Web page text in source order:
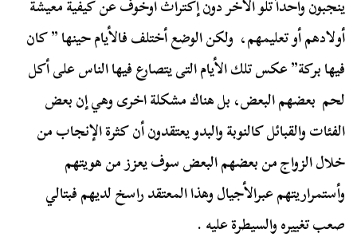
ينجبون واحداً تلو الأخر دون إكتراث أوخوف عن كيفية معيشة
أولادهم أو تعليمهم، ولكن الوضع أختلف فالأيام حينها ” كان
فيها بركة” عكس تلك الأيام التى يتصارع فيها الناس على أكل
لحم بعضهم البعض، بل هناك مشكلة اخرى وهي إن بعض
الفئات والقبائل كالنوبة والبدو يعتقدون أن كثرة الإنجاب من
خلال الزواج من بعضهم البعض سوف يعزز من هويتهم
وأستمراريتهم عبرالأجيال وهذا المعتقد راسخ لديهم فبتالي
صعب تغييره والسيطرة عليه .